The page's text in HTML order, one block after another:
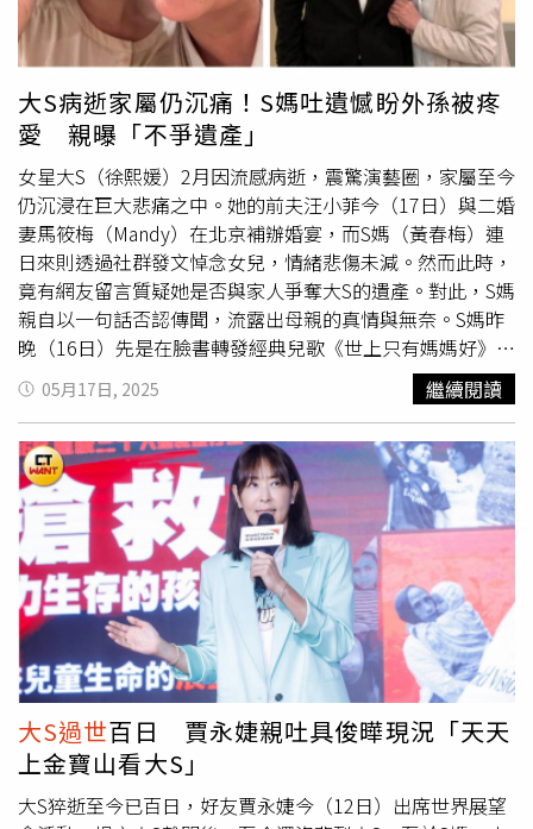
之墓，僅有20公尺，最近就有網友到金寶山看望高以翔的紀
念雕像時，偶遇具俊曄，這名網友發文提到「偶遇具俊曄探
望大S，愛情的最佳代表」，當原PO被其他網友問到「真的
嗎？偶遇了具？有緣刷到您的貼文」，原PO也回覆「去探
望高高的時候，已偶遇兩次。」
大S病逝家屬仍沉痛！S媽吐遺憾盼外孫被疼
愛 親曝「不爭遺產」
女星大S（徐熙媛）2月因流感病逝，震驚演藝圈，家屬至今
仍沉浸在巨大悲痛之中。她的前夫汪小菲今（17日）與二婚
妻馬筱梅（Mandy）在北京補辦婚宴，而S媽（黃春梅）連
日來則透過社群發文悼念女兒，情緒悲傷未減。然而此時，
竟有網友留言質疑她是否與家人爭奪大S的遺產。對此，S媽
親自以一句話否認傳聞，流露出母親的真情與無奈。S媽昨
晚（16日）先是在臉書轉發經典兒歌《世上只有媽媽好》。
（圖／翻攝自黃春梅臉書 ）S媽昨晚（16日）先是在臉書轉
發經典兒歌《世上只有媽媽好》，隨後又分享大S與具俊曄
2022年接受《VOGUETaiwan》訪問的影片，內容為兩人參
與夫妻快問快答挑戰。這些貼文流露出她對女兒的萬般掛
念，事實上，S媽在 大S過世後身心受創，除多次發文悼念
外，還曾透露需要看身心科、甚至施打強心針才能勉強支
撐。這段期間，網友們紛紛留言打氣，希望她保重身體、堅
強面對未來。然而此時，竟有網友留言質疑她是否與家人爭
奪大S的遺產。有網友留言問：「徐媽媽，聽說您要跟兩個
家人爭遺產，不是真的吧？」對此，她在留言區親自回應：
「我都七十幾了跟家人爭什麼，我還想有什麼留給她（他）
們，最後決定要留（愛）給她們」。S媽表示自己70幾歲
了，沒有要跟晚輩爭遺產，反而想留愛給他們。（圖／翻攝
自黃春梅臉書 ）S媽用簡單一句話，化解了爭議，也展現她
願將一切留給子女的寬厚態度。面對生命的無常與家庭的現
實矛盾，她選擇以愛作為回應，讓人動容。與此同時，汪小
05月17日, 2025 繼續閱讀
大S過世百日 賈永婕親吐具俊曄現況「天天
上金寶山看大S」
大S猝逝至今已百日，好友賈永婕今（12日）出席世界展望